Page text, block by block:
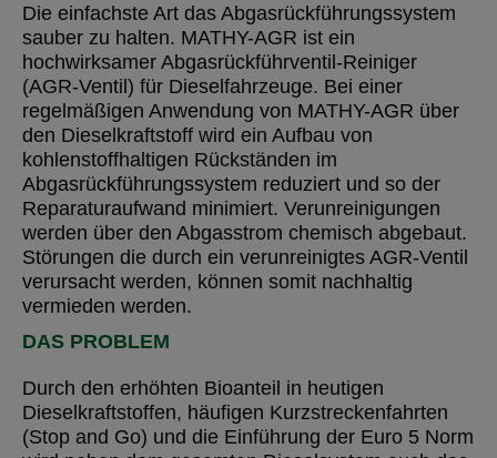
Die einfachste Art das Abgasrückführungssystem
sauber zu halten. MATHY-AGR ist ein
hochwirksamer Abgasrückführventil-Reiniger
(AGR-Ventil) für Dieselfahrzeuge. Bei einer
regelmäßigen Anwendung von MATHY-AGR über
den Dieselkraftstoff wird ein Aufbau von
kohlenstoffhaltigen Rückständen im
Abgasrückführungssystem reduziert und so der
Reparaturaufwand minimiert. Verunreinigungen
werden über den Abgasstrom chemisch abgebaut.
Störungen die durch ein verunreinigtes AGR-Ventil
verursacht werden, können somit nachhaltig
vermieden werden.
DAS PROBLEM
Durch den erhöhten Bioanteil in heutigen
Dieselkraftstoffen, häufigen Kurzstreckenfahrten
(Stop and Go) und die Einführung der Euro 5 Norm